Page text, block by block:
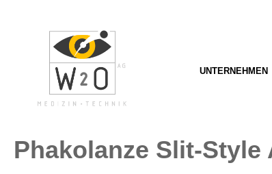
UNTERNEHMEN
Phakolanze Slit-